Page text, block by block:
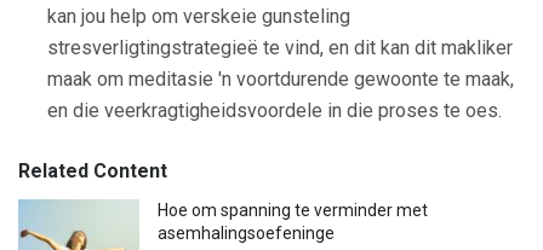
kan jou help om verskeie gunsteling
stresverligtingstrategieë te vind, en dit kan dit makliker
maak om meditasie 'n voortdurende gewoonte te maak,
en die veerkragtigheidsvoordele in die proses te oes.
Related Content
Hoe om spanning te verminder met
asemhalingsoefeninge